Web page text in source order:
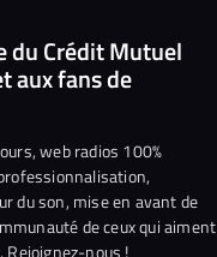
du Crédit Mutuel
aux fans de
web radios 100%
du son, mise en avant de
de ceux qui aiment
Rejoignez-nous !